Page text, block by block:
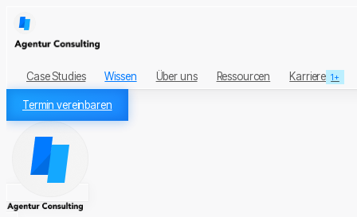
Case Studies Wissen Über uns Ressourcen Karriere 1+
Termin vereinbaren